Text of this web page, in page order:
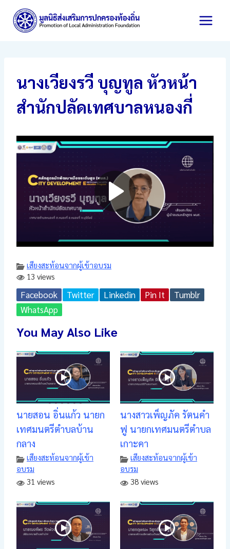
content
นางเวียงรวี บุญทูล หัวหน้า
สำนักปลัดเทศบาลหนองกี่
เสียงสะท้อนจากผู้เข้าอบรม
13 views
Facebook Twitter Linkedin Pin It
Tumblr
WhatsApp
You May Also Like
นายสอน อิ่นแก้ว นายก
เทศมนตรีตำบลบ้าน
กลาง
เสียงสะท้อนจากผู้เข้า
อบรม
31 views
นางสาวเพ็ญภัค รัตนคำ
ฟู นายกเทศมนตรีตำบล
เกาะคา
เสียงสะท้อนจากผู้เข้า
อบรม
38 views